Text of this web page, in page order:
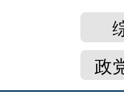
政